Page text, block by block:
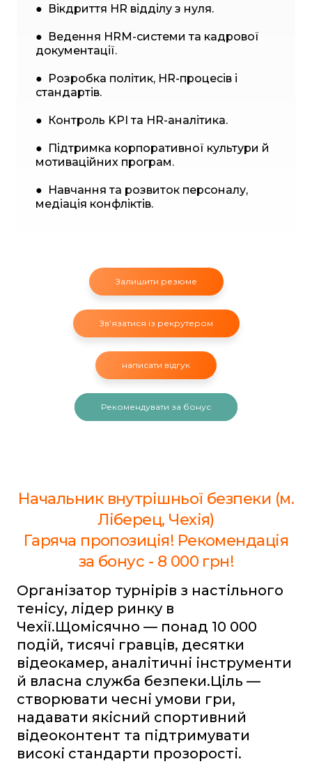
● Вікдриття HR відділу з нуля.
● Ведення HRM-системи та кадрової
документації.
● Розробка політик, HR-процесів і
стандартів.
● Контроль KPI та HR-аналітика.
● Підтримка корпоративної культури й
мотиваційних програм.
● Навчання та розвиток персоналу,
медіація конфліктів.
Залишити резюме
Звʼязатися із рекрутером
написати відгук
Рекомендувати за бонус
Начальник внутрішньої безпеки (м.
Ліберец, Чехія)
Гаряча пропозиція! Рекомендація
за бонус - 8 000 грн!
Організатор турнірів з настільного
тенісу, лідер ринку в
Чехії.Щомісячно — понад 10 000
подій, тисячі гравців, десятки
відеокамер, аналітичні інструменти
й власна служба безпеки.Ціль —
створювати чесні умови гри,
надавати якісний спортивний
відеоконтент та підтримувати
високі стандарти прозорості.